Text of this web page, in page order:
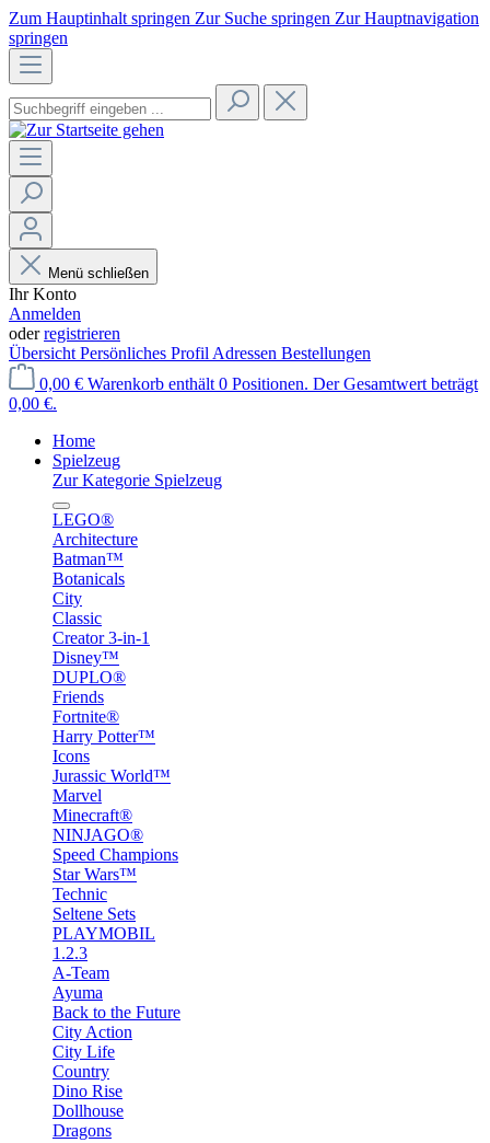
Zum Hauptinhalt springen Zur Suche springen Zur Hauptnavigation
springen
Menü schließen
Ihr Konto
Anmelden
oderregistrieren
Übersicht Persönliches Profil Adressen Bestellungen
0,00 € Warenkorb enthält 0 Positionen. Der Gesamtwert beträgt
0,00 €.
Home
Spielzeug
Zur Kategorie Spielzeug
LEGO®
Architecture
Batman™
Botanicals
City
Classic
Creator 3-in-1
Disney™
DUPLO®
Friends
Fortnite®
Harry Potter™
Icons
Jurassic World™
Marvel
Minecraft®
NINJAGO®
Speed Champions
Star Wars™
Technic
Seltene Sets
PLAYMOBIL
1.2.3
A-Team
Ayuma
Back to the Future
City Action
City Life
Country
Dino Rise
Dollhouse
Dragons